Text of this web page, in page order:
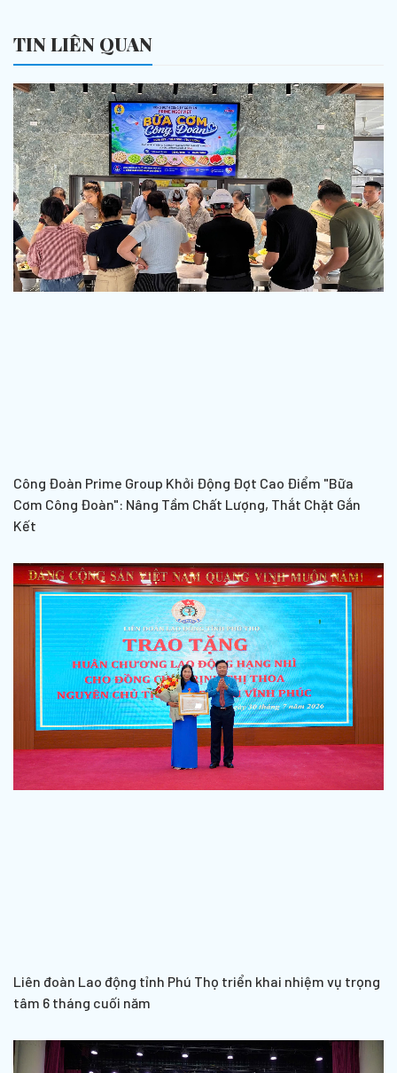
TIN LIÊN QUAN
Công Đoàn Prime Group Khởi Động Đợt Cao Điểm "Bữa
Cơm Công Đoàn": Nâng Tầm Chất Lượng, Thắt Chặt Gắn
Kết
Liên đoàn Lao động tỉnh Phú Thọ triển khai nhiệm vụ trọng
tâm 6 tháng cuối năm